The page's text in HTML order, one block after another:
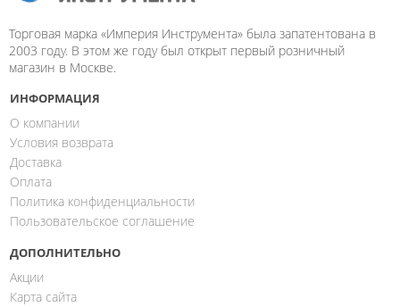
Торговая марка «Империя Инструмента» была запатентована в
2003 году. В этом же году был открыт первый розничный
магазин в Москве.
ИНФОРМАЦИЯ
О компании
Условия возврата
Доставка
Оплата
Политика конфиденциальности
Пользовательское соглашение
ДОПОЛНИТЕЛЬНО
Акции
Карта сайта